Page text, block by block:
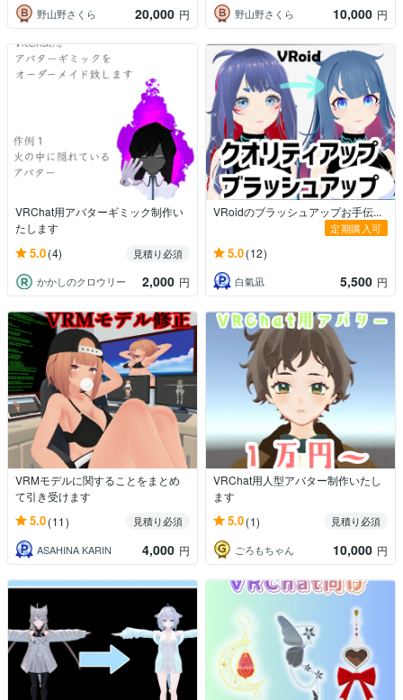
野山野さくら 20,000 円 野山野さくら 10,000 円
VRChat用アバターギミック制作い
たします
5.0(4)
見積り必須
かかしのクロウリー
2,000 円
VRoidのブラッシュアップお手伝...
定期購入可
5.0(12)
白氣凪 5,500 円
VRMモデルに関することをまとめ
て引き受けます
5.0(11)
見積り必須
ASAHINA KARIN
4,000 円
VRChat用人型アバター制作いたし
ます
5.0(1)
見積り必須
ごろもちゃん
10,000 円